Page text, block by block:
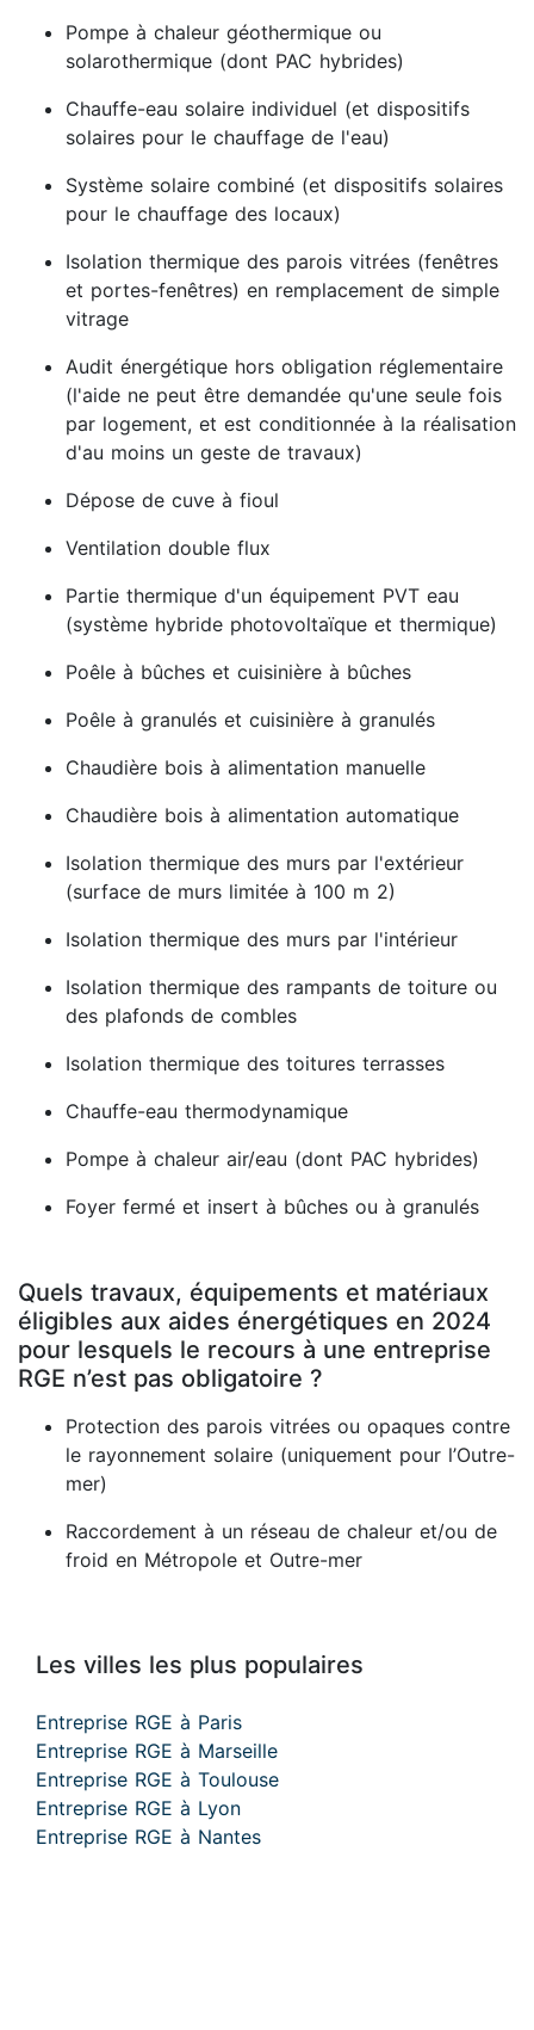
Pompe à chaleur géothermique ou
solarothermique (dont PAC hybrides)
Chauffe-eau solaire individuel (et dispositifs
solaires pour le chauffage de l'eau)
Système solaire combiné (et dispositifs solaires
pour le chauffage des locaux)
Isolation thermique des parois vitrées (fenêtres
et portes-fenêtres) en remplacement de simple
vitrage
Audit énergétique hors obligation réglementaire
(l'aide ne peut être demandée qu'une seule fois
par logement, et est conditionnée à la réalisation
d'au moins un geste de travaux)
Dépose de cuve à fioul
Ventilation double flux
Partie thermique d'un équipement PVT eau
(système hybride photovoltaïque et thermique)
Poêle à bûches et cuisinière à bûches
Poêle à granulés et cuisinière à granulés
Chaudière bois à alimentation manuelle
Chaudière bois à alimentation automatique
Isolation thermique des murs par l'extérieur
(surface de murs limitée à 100 m 2)
Isolation thermique des murs par l'intérieur
Isolation thermique des rampants de toiture ou
des plafonds de combles
Isolation thermique des toitures terrasses
Chauffe-eau thermodynamique
Pompe à chaleur air/eau (dont PAC hybrides)
Foyer fermé et insert à bûches ou à granulés
Quels travaux, équipements et matériaux
éligibles aux aides énergétiques en 2024
pour lesquels le recours à une entreprise
RGE n’est pas obligatoire ?
Protection des parois vitrées ou opaques contre
le rayonnement solaire (uniquement pour l’Outre-
mer)
Raccordement à un réseau de chaleur et/ou de
froid en Métropole et Outre-mer
Les villes les plus populaires
Entreprise RGE à Paris
Entreprise RGE à Marseille
Entreprise RGE à Toulouse
Entreprise RGE à Lyon
Entreprise RGE à Nantes